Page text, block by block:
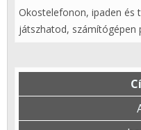
Okostelefonon, ipaden és
játszhatod, számítógépen